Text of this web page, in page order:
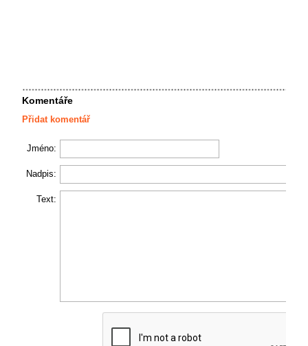
Komentáře
Přidat komentář
Jméno:
Nadpis:
Text: